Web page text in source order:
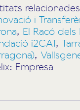
i
, El Racó
i2CAT,
,
Empresa